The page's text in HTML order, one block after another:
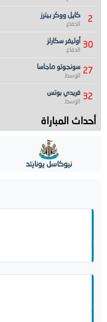
2 كايل ووكر بيترز
الدفاع
30 أوليفر سكارلز
الدفاع
27 سونجوتو ماجاسا
الوسط
32 فريدي بوتس
الوسط
أحداث المباراة
نيوكاسل يونايتد